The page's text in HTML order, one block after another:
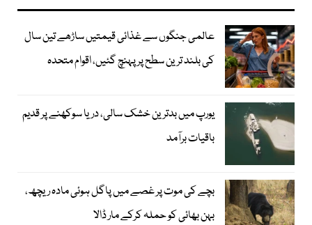
عالمی جنگوں سے غذائی قیمتیں ساڑھے تین سال
کی بلند ترین سطح پر پہنچ گئیں، اقوام متحدہ
یورپ میں بدترین خشک سالی، دریا سوکھنے پر قدیم
باقیات برآمد
بچے کی موت پر غصے میں پاگل ہوئی مادہ ریچھ،
بہن بھائی کو حملہ کرکے مار ڈالا